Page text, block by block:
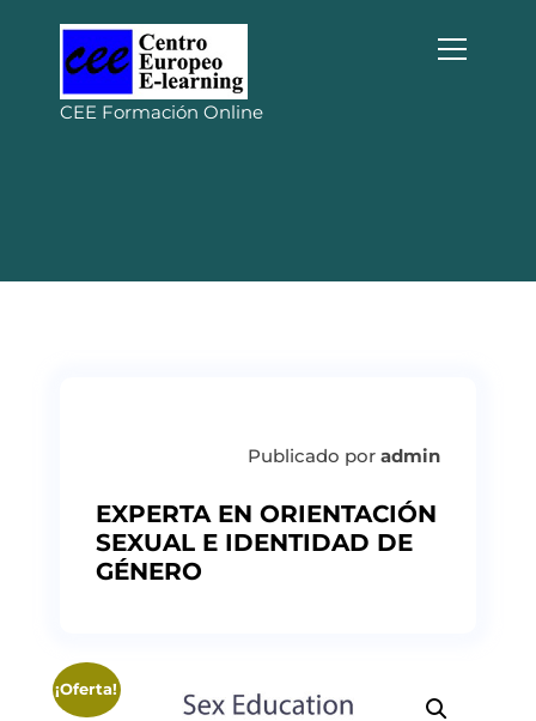
CEE Formación Online
Publicado por admin
EXPERTA EN ORIENTACIÓN
SEXUAL E IDENTIDAD DE
GÉNERO
¡Oferta!